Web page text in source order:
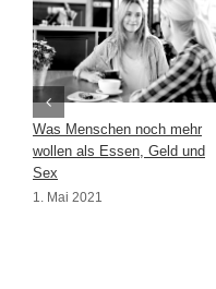
Was Menschen noch mehr
wollen als Essen, Geld und
Sex
1. Mai 2021